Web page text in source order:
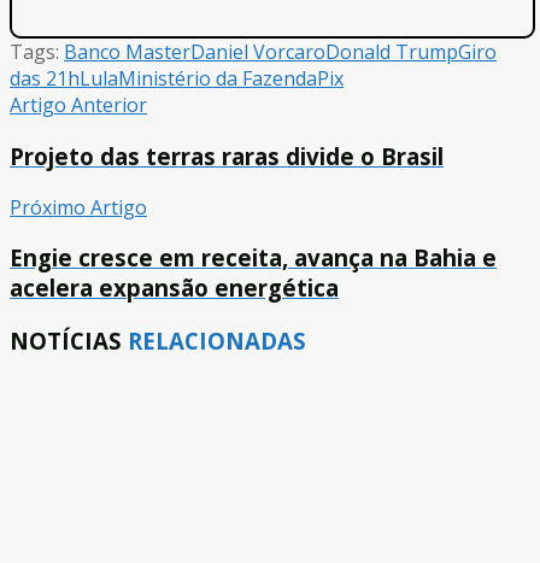
Tags: Banco MasterDaniel VorcaroDonald TrumpGiro
das 21hLulaMinistério da FazendaPix
Artigo Anterior
Projeto das terras raras divide o Brasil
Próximo Artigo
Engie cresce em receita, avança na Bahia e
acelera expansão energética
NOTÍCIAS RELACIONADAS